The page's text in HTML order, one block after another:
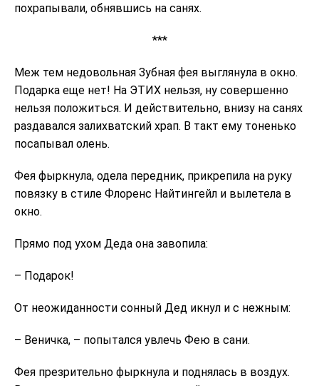
похрапывали, обнявшись на санях.
***
Меж тем недовольная Зубная фея выглянула в окно.
Подарка еще нет! На ЭТИХ нельзя, ну совершенно
нельзя положиться. И действительно, внизу на санях
раздавался залихватский храп. В такт ему тоненько
посапывал олень.
Фея фыркнула, одела передник, прикрепила на руку
повязку в стиле Флоренс Найтингейл и вылетела в
окно.
Прямо под ухом Деда она завопила:
– Подарок!
От неожиданности сонный Дед икнул и с нежным:
– Веничка, – попытался увлечь Фею в сани.
Фея презрительно фыркнула и поднялась в воздух.